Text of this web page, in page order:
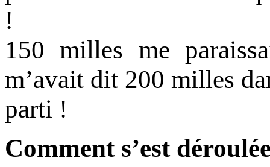
!
150 milles me
m’avait dit 200 milles
parti !
Comment s’est